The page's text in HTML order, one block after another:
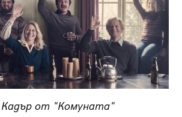
от "Комуната"